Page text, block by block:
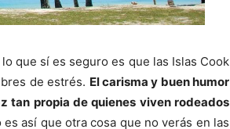
que sí es seguro es que las Islas Cook
de estrés. El carisma y buen humor
tan propia de quienes viven rodeados
así que otra cosa que no verás en las